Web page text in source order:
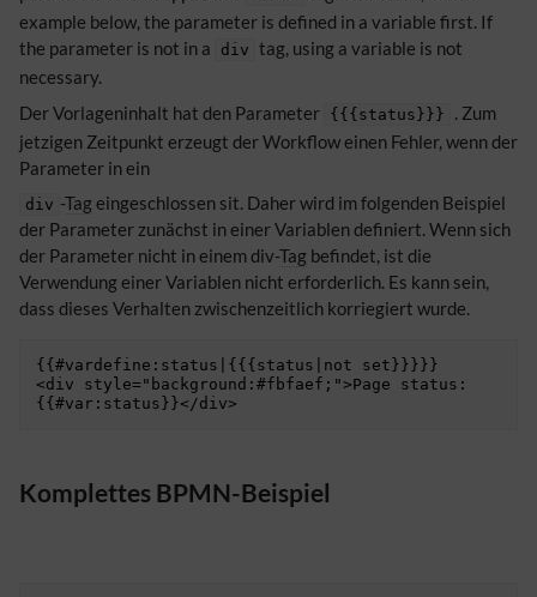
example below, the parameter is defined in a variable first. If
the parameter is not in a
div tag, using a variable is not
necessary.
Der Vorlageninhalt hat den Parameter {{{status}}}
. Zum
jetzigen Zeitpunkt erzeugt der Workflow einen Fehler, wenn der
Parameter in ein
div -Tageingeschlossen sit. Daher wird im folgenden Beispiel
der Parameter zunächst in einer Variablen definiert. Wenn sich
der Parameter nicht in einem div-Tag befindet, ist die
Verwendung einer Variablen nicht erforderlich. Es kann sein,
dass dieses Verhalten zwischenzeitlich korriegiert wurde.
{{#vardefine:status|{{{status|not set}}}}}
<div style="background:#fbfaef;">Page status:
Komplettes BPMN-Beispiel